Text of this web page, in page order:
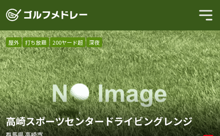
屋外 打ち放題 200ヤード超 深夜
高崎スポーツセンタードライビングレンジ
群馬県高崎市